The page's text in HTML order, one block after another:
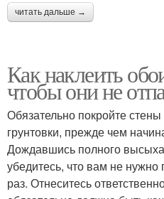
читать дальше →
Как наклеить
чтобы они не
Обязательно покройте
грунтовки, прежде чем
Дождавшись полного
убедитесь, что вам не
раз. Отнеситесь